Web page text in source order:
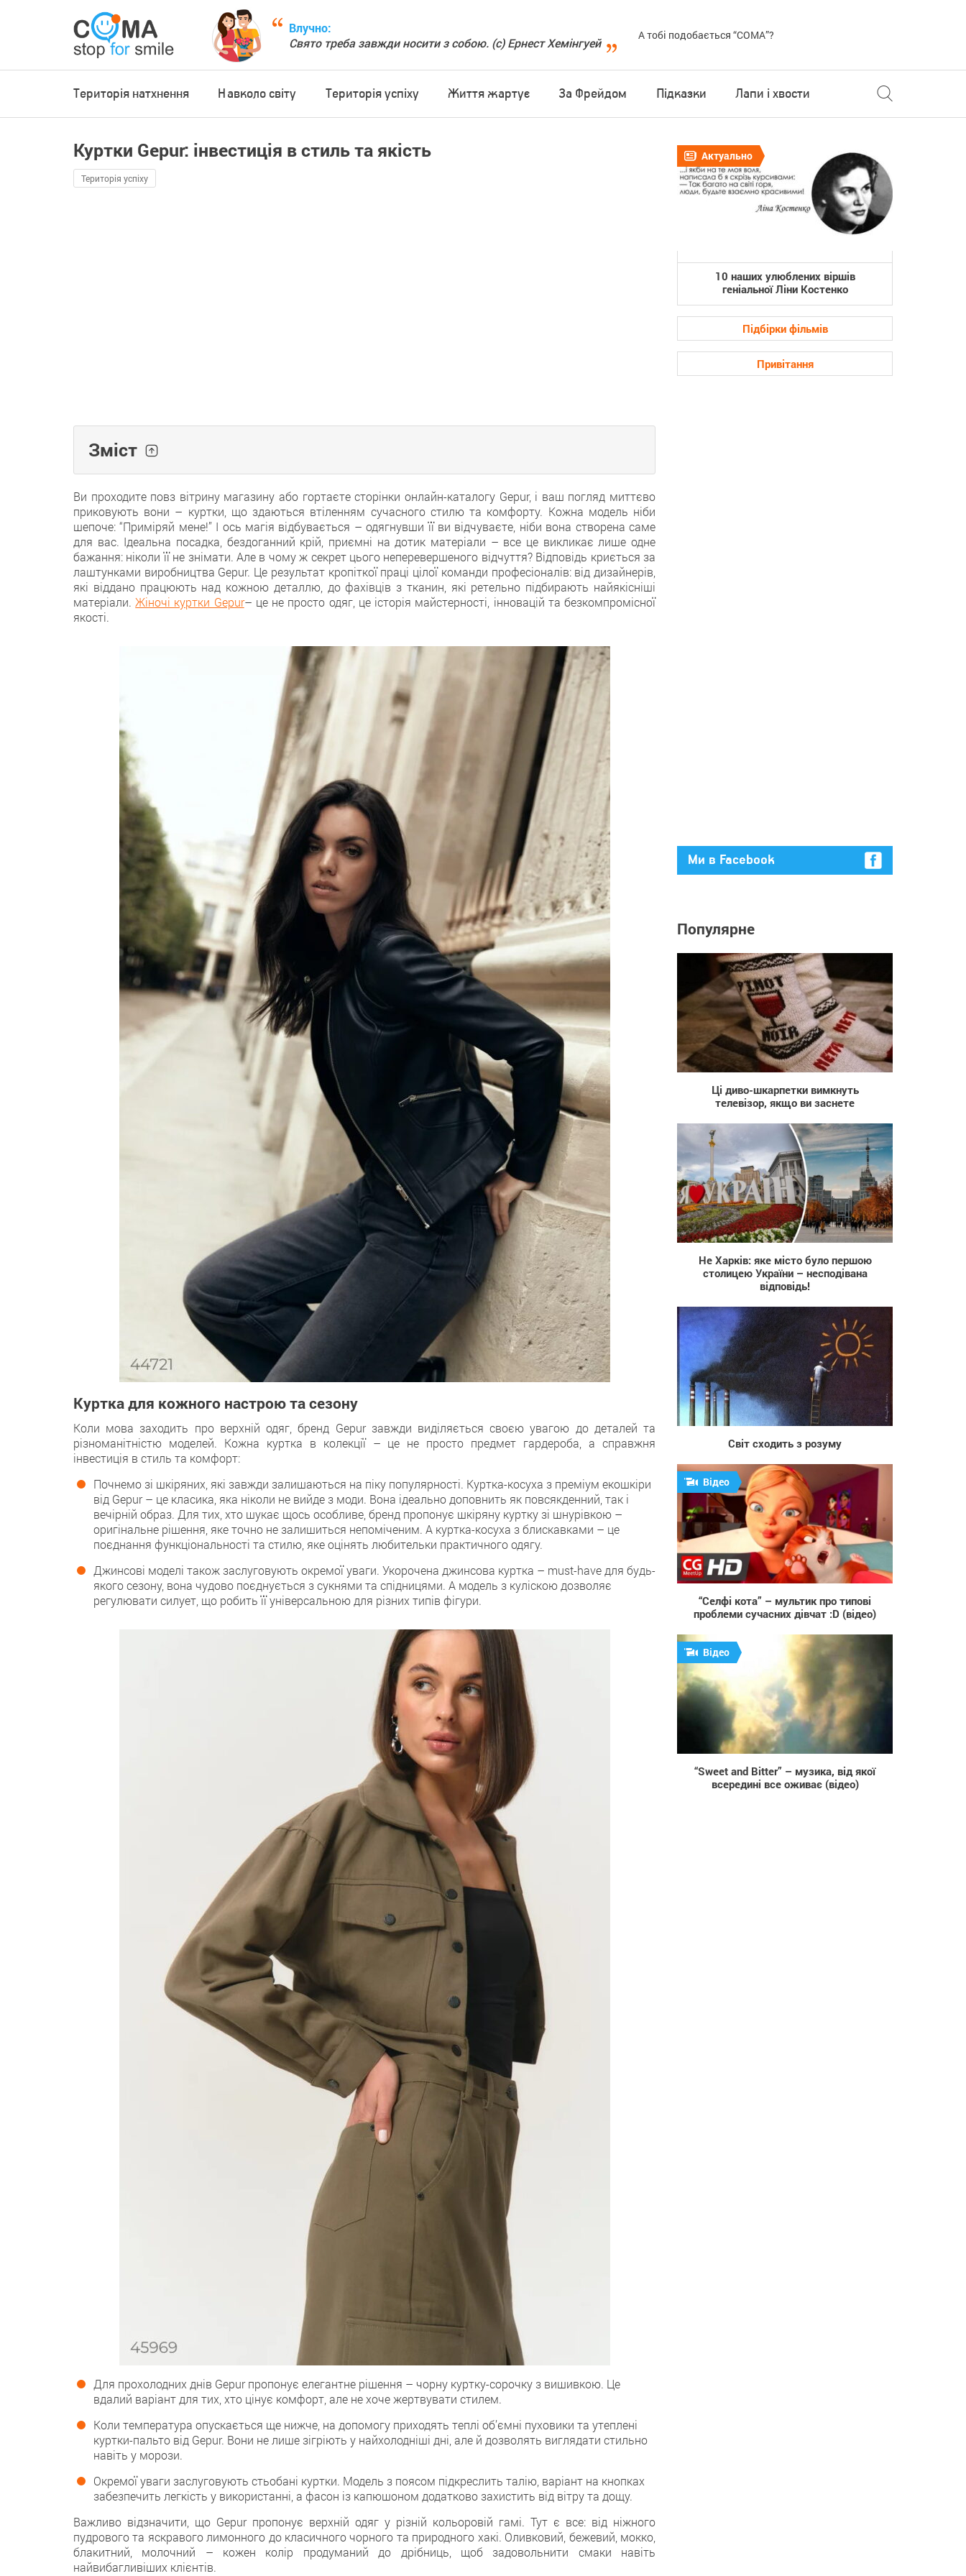
Влучно:
Свято треба завжди носити з собою. (с) Ернест Хемінгуей
А тобі подобається “COMA”?
Територія натхнення Навколо світу Територія успіху Життя жартує За Фрейдом Підказки Лапи і хвости
Куртки Gepur: інвестиція в стиль та якість
Територія успіху
Зміст
Ви проходите повз вітрину магазину або гортаєте сторінки онлайн-каталогу Gepur, і ваш погляд миттєво
приковують вони – куртки, що здаються втіленням сучасного стилю та комфорту. Кожна модель ніби
шепоче: “Приміряй мене!” І ось магія відбувається – одягнувши її ви відчуваєте, ніби вона створена саме
для вас. Ідеальна посадка, бездоганний крій, приємні на дотик матеріали – все це викликає лише одне
бажання: ніколи її не знімати. Але в чому ж секрет цього неперевершеного відчуття? Відповідь криється за
лаштунками виробництва Gepur. Це результат кропіткої праці цілої команди професіоналів: від дизайнерів,
які віддано працюють над кожною деталлю, до фахівців з тканин, які ретельно підбирають найякісніші
матеріали.Жіночі куртки Gepur– це не просто одяг, це історія майстерності, інновацій та безкомпромісної
якості.
Куртка для кожного настрою та сезону
Коли мова заходить про верхній одяг, бренд Gepur завжди виділяється своєю увагою до деталей та
різноманітністю моделей. Кожна куртка в колекції – це не просто предмет гардероба, а справжня
інвестиція в стиль та комфорт:
Почнемо зі шкіряних, які завжди залишаються на піку популярності. Куртка-косуха з преміум екошкіри
від Gepur – це класика, яка ніколи не вийде з моди. Вона ідеально доповнить як повсякденний, так і
вечірній образ. Для тих, хто шукає щось особливе, бренд пропонує шкіряну куртку зі шнурівкою –
оригінальне рішення, яке точно не залишиться непоміченим. А куртка-косуха з блискавками – це
поєднання функціональності та стилю, яке оцінять любительки практичного одягу.
Джинсові моделі також заслуговують окремої уваги. Укорочена джинсова куртка – must-have для будь-
якого сезону, вона чудово поєднується з сукнями та спідницями. А модель з куліскою дозволяє
регулювати силует, що робить її універсальною для різних типів фігури.
Для прохолодних днів Gepur пропонує елегантне рішення – чорну куртку-сорочку з вишивкою. Це
вдалий варіант для тих, хто цінує комфорт, але не хоче жертвувати стилем.
Коли температура опускається ще нижче, на допомогу приходять теплі об’ємні пуховики та утеплені
куртки-пальто від Gepur. Вони не лише зігріють у найхолодніші дні, але й дозволять виглядати стильно
навіть у морози.
Окремої уваги заслуговують стьобані куртки. Модель з поясом підкреслить талію, варіант на кнопках
забезпечить легкість у використанні, а фасон із капюшоном додатково захистить від вітру та дощу.
Важливо відзначити, що Gepur пропонує верхній одяг у різній кольоровій гамі. Тут є все: від ніжного
пудрового та яскравого лимонного до класичного чорного та природного хакі. Оливковий, бежевий, мокко,
блакитний, молочний – кожен колір продуманий до дрібниць, щоб задовольнити смаки навіть
найвибагливіших клієнтів.
Актуально
10 наших улюблених віршів
геніальної Ліни Костенко
Підбірки фільмів
Привітання
Ми в Facebook
Популярне
778
Ці диво-шкарпетки вимкнуть
телевізор, якщо ви заснете
1 030
Не Харків: яке місто було першою
столицею України – несподівана
відповідь!
Світ сходить з розуму
2 076
Відео
“Селфі кота” – мультик про типові
проблеми сучасних дівчат :D (відео)
Відео
“Sweet and Bitter” – музика, від якої
всередині все оживає (відео)